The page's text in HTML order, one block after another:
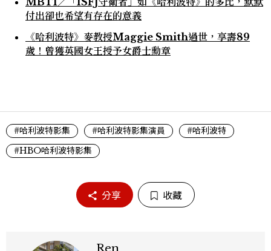
付出卻也希望有存在的意義
《哈利波特》麥教授Maggie Smith過世，享壽89
歲！曾獲英國女王授予女爵士勳章
#哈利波特影集 #哈利波特影集演員
#哈利波特
#HBO哈利波特影集
分享 收藏